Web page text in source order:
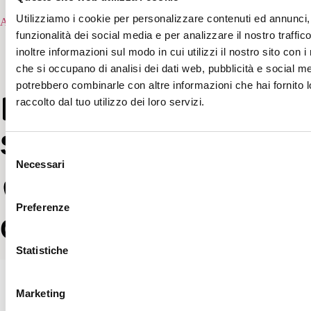
Utilizziamo i cookie per personalizzare contenuti ed
funzionalità dei social media e per analizzare il nostro
inoltre informazioni sul modo in cui utilizzi il nostro sito con i
che si occupano di analisi dei dati web, pubblicità e social
potrebbero combinarle con altre informazioni che hai fornito
raccolto dal tuo utilizzo dei loro servizi.
Selezione
del
consenso
Necessari
Preferenze
Statistiche
Marketing
Aggiungi al carrello
Scrivici
Chiama ora